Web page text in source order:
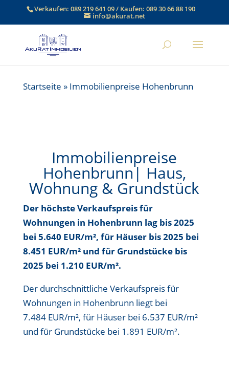
Verkaufen:089 219 641 09/ Kaufen:089 30 66 88 190
info@akurat.net
Startseite » Immobilienpreise Hohenbrunn
Immobilienpreise
Hohenbrunn| Haus,
Wohnung & Grundstück
Der höchste Verkaufspreis für
Wohnungen in Hohenbrunn lag bis2025
bei 5.640 EUR/m², für Häuser bis2025 bei
8.451 EUR/m²und für Grundstücke bis
2025 bei 1.210 EUR/m².
Der durchschnittliche Verkaufspreis für
Wohnungen in Hohenbrunn liegt bei
7.484 EUR/m², für Häuser bei 6.537 EUR/m²
und für Grundstücke bei 1.891 EUR/m².